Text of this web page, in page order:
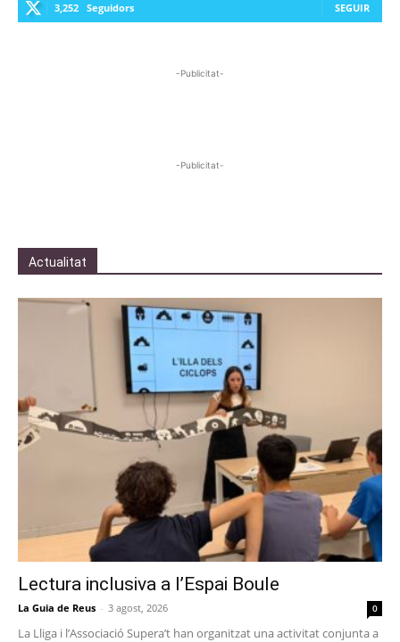
3,252 Seguidors SEGUIR
-Publicitat-
-Publicitat-
Actualitat
Lectura inclusiva a l’Espai Boule
La Guia de Reus - 3 agost, 2026 0
La Lliga i l’Associació Supera’t han organitzat una activitat conjunta a